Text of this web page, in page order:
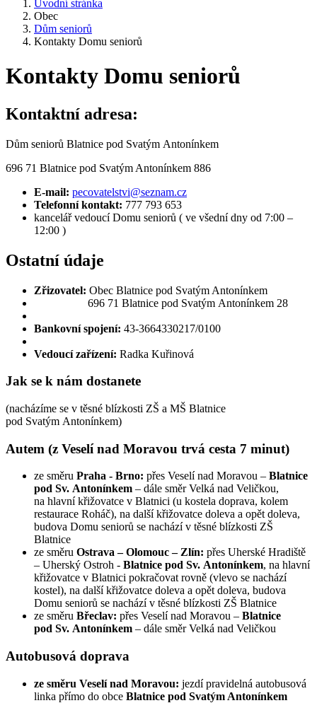
Úvodní stránka
Obec
Dům seniorů
Kontakty Domu seniorů
Kontakty Domu seniorů
Kontaktní adresa:
Dům seniorů Blatnice pod Svatým Antonínkem
696 71 Blatnice pod Svatým Antonínkem 886
E-mail: pecovatelstvi@seznam.cz
Telefonní kontakt: 777 793 653
kancelář vedoucí Domu seniorů ( ve všední dny od 7:00 –
12:00 )
Ostatní údaje
Zřizovatel: Obec Blatnice pod Svatým Antonínkem
696 71 Blatnice pod Svatým Antonínkem 28
Bankovní spojení: 43-3664330217/0100
Vedoucí zařízení: Radka Kuřinová
Jak se k nám dostanete
(nacházíme se v těsné blízkosti ZŠ a MŠ Blatnice
pod Svatým Antonínkem)
Autem (z Veselí nad Moravou trvá cesta 7 minut)
ze směru Praha - Brno: přes Veselí nad Moravou – Blatnice
pod Sv. Antonínkem – dále směr Velká nad Veličkou,
na hlavní křižovatce v Blatnici (u kostela doprava, kolem
restaurace Roháč), na další křižovatce doleva a opět doleva,
budova Domu seniorů se nachází v těsné blízkosti ZŠ
Blatnice
ze směru Ostrava – Olomouc – Zlín: přes Uherské Hradiště
– Uherský Ostroh - Blatnice pod Sv. Antonínkem, na hlavní
křižovatce v Blatnici pokračovat rovně (vlevo se nachází
kostel), na další křižovatce doleva a opět doleva, budova
Domu seniorů se nachází v těsné blízkosti ZŠ Blatnice
ze směru Břeclav: přes Veselí nad Moravou – Blatnice
pod Sv. Antonínkem – dále směr Velká nad Veličkou
Autobusová doprava
ze směru Veselí nad Moravou: jezdí pravidelná autobusová
linka přímo do obce Blatnice pod Svatým Antonínkem